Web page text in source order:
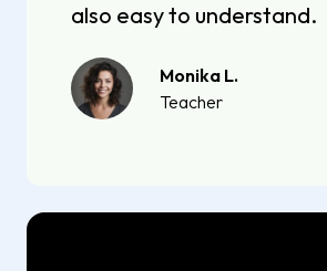
also easy to understand.
Monika L.
Teacher